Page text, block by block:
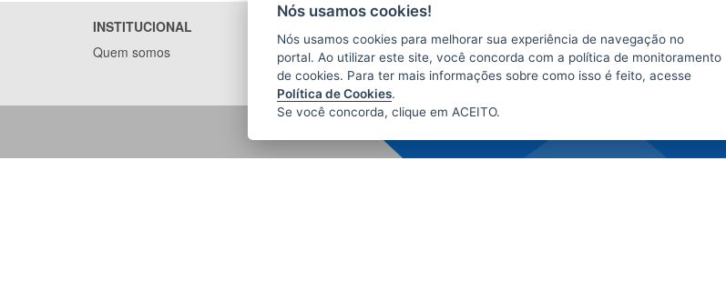
INSTITUCIONAL
Quem somos
Central de atendimento
Atendimento ao Participante
Nós usamos cookies!
Nós usamos cookies para melhorar sua experiência de navegação no
portal. Ao utilizar este site, você concorda com a política de monitoramento
de cookies. Para ter mais informações sobre como isso é feito, acesse
Política de Cookies.
Se você concorda, clique em ACEITO.